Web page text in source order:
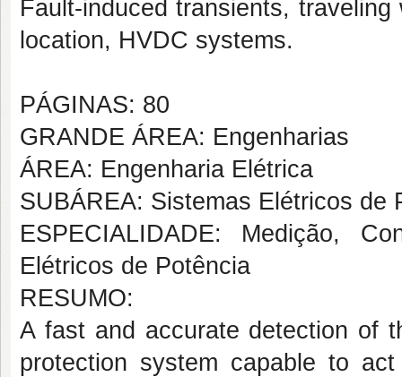
Fault-induced transients,
location, HVDC systems.
PÁGINAS: 80
GRANDE ÁREA: Engenharias
ÁREA: Engenharia Elétrica
SUBÁREA: Sistemas Elétricos de
ESPECIALIDADE: Medição,
Elétricos de Potência
RESUMO:
A fast and accurate detection of
protection system capable to